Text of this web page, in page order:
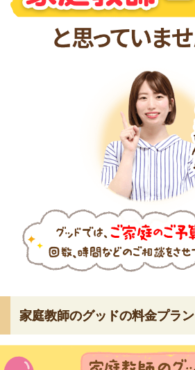
家庭教師のグッドの料金プラン